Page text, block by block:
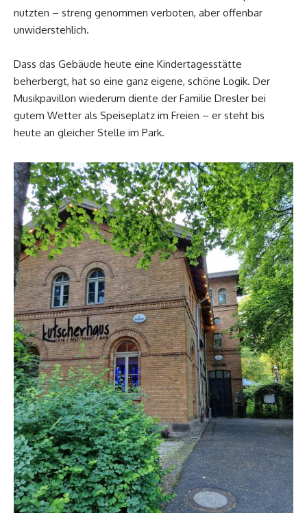
nutzten – streng genommen verboten, aber offenbar
unwiderstehlich.
Dass das Gebäude heute eine Kindertagesstätte
beherbergt, hat so eine ganz eigene, schöne Logik. Der
Musikpavillon wiederum diente der Familie Dresler bei
gutem Wetter als Speiseplatz im Freien – er steht bis
heute an gleicher Stelle im Park.